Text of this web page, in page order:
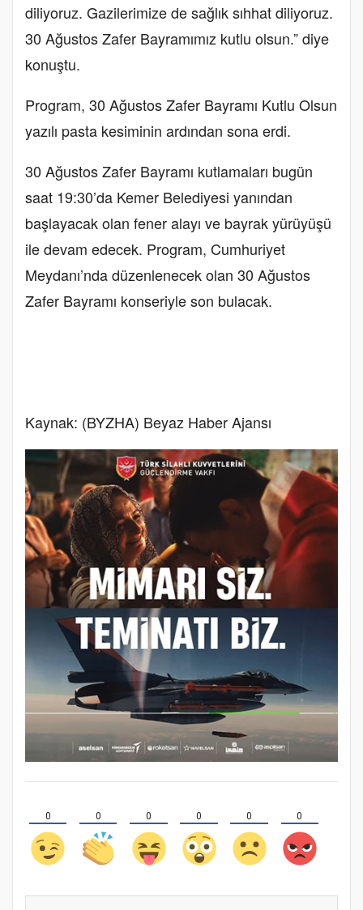
diliyoruz. Gazilerimize de sağlık sıhhat diliyoruz.
30 Ağustos Zafer Bayramımız kutlu olsun.” diye
konuştu.
Program, 30 Ağustos Zafer Bayramı Kutlu Olsun
yazılı pasta kesiminin ardından sona erdi.
30 Ağustos Zafer Bayramı kutlamaları bugün
saat 19:30’da Kemer Belediyesi yanından
başlayacak olan fener alayı ve bayrak yürüyüşü
ile devam edecek. Program, Cumhuriyet
Meydanı’nda düzenlenecek olan 30 Ağustos
Zafer Bayramı konseriyle son bulacak.
Kaynak: (BYZHA) Beyaz Haber Ajansı
0 0 0 0 0 0